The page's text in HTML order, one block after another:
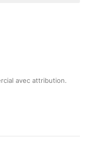
avec attribution.